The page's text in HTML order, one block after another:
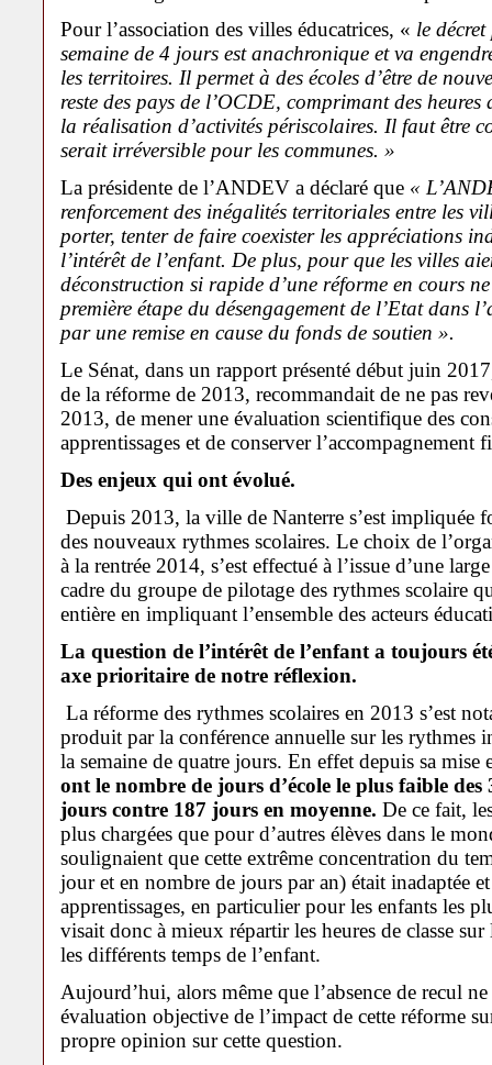
Pour l’association des villes éducatrices, « le
semaine de 4 jours est anachronique et va
les territoires. Il permet à des écoles d’être de
reste des pays de l’OCDE, comprimant des heures
la réalisation d’activités périscolaires. Il faut être
serait irréversible pour les communes. »
La présidente de l’ANDEV a déclaré que «
renforcement des inégalités territoriales entre les
porter, tenter de faire coexister les appréciations
l’intérêt de l’enfant. De plus, pour que les villes
déconstruction si rapide d’une réforme en cours
première étape du désengagement de l’Etat dans
par une remise en cause du fonds de soutien ».
Le Sénat, dans un rapport présenté début juin
de la réforme de 2013, recommandait de ne pas
2013, de mener une évaluation scientifique des
apprentissages et de conserver l’accompagnement
Des enjeux qui ont évolué.
Depuis 2013, la ville de Nanterre s’est impliquée
des nouveaux rythmes scolaires. Le choix de
à la rentrée 2014, s’est effectué à l’issue d’une
cadre du groupe de pilotage des rythmes scolaire
entière en impliquant l’ensemble des acteurs
La question de l’intérêt de l’enfant a toujours
axe prioritaire de notre réflexion.
La réforme des rythmes scolaires en 2013 s’est
produit par la conférence annuelle sur les rythmes
la semaine de quatre jours. En effet depuis sa mise
ont le nombre de jours d’école le plus faible
jours contre 187 jours en moyenne. De ce fait,
plus chargées que pour d’autres élèves dans le
soulignaient que cette extrême concentration du
jour et en nombre de jours par an) était inadaptée
apprentissages, en particulier pour les enfants les
visait donc à mieux répartir les heures de classe
les différents temps de l’enfant.
Aujourd’hui, alors même que l’absence de recul
évaluation objective de l’impact de cette réforme
propre opinion sur cette question.